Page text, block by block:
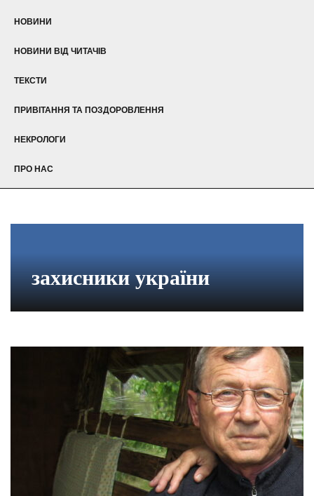
НОВИНИ
НОВИНИ ВІД ЧИТАЧІВ
ТЕКСТИ
ПРИВІТАННЯ ТА ПОЗДОРОВЛЕННЯ
НЕКРОЛОГИ
ПРО НАС
захисники україни